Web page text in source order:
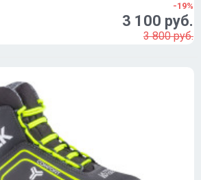
-19%
3 100 руб.
3 800 руб.